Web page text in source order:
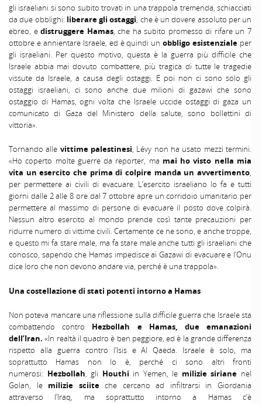
gli israeliani si sono subito trovati in una trappola tremenda, schiacciati
da due obblighi: liberare gli ostaggi, che è un dovere assoluto per un
ebreo, edistruggere Hamas, che ha subito promesso di rifare un 7
ottobre e annientare Israele, ed è quindi unobbligo esistenziale per
gli israeliani. Per questo motivo, questa è la guerra più difficile che
Israele abbia mai dovuto combattere, più tragica di tutte le tragedie
vissute da Israele, a causa degli ostaggi. E poi non ci sono solo gli
ostaggi israeliani, ci sono anche due milioni di gazawi che sono
ostaggio di Hamas, ogni volta che Israele uccide ostaggi di gaza un
comunicato di Gaza del Ministero della salute, sono bollettini di
vittoria».
Tornando alle vittime palestinesi, Lévy non ha usato mezzi termini.
«Ho coperto molte guerre da reporter, ma mai ho visto nella mia
vita un esercito che prima di colpire manda un avvertimento,
per permettere ai civili di evacuare. L’esercito israeliano lo fa e tutti
giorni dalle 2 alle 8 ore dal 7 ottobre apre un corridoio umanitario per
permettere al massimo di persone di evacuare il posto dove colpirà.
Nessun altro esercito al mondo prende così tante precauzioni per
ridurre numero di vittime civili. Certamente ce ne sono, e anche troppe,
e questo mi fa stare male, ma fa stare male anche tutti gli israeliani che
conosco, sapendo che Hamas impedisce ai Gazawi di evacuare e l’Onu
dice loro che non devono andare via, perché è una trappola».
Una costellazione di stati potenti intorno a Hamas
Non poteva mancare una riflessione sulla difficile guerra che Israele sta
combattendo contro Hezbollah e Hamas, due emanazioni
dell’Iran. «In realtà il quadro è ben peggiore, ed è la grande differenza
rispetto alla guerra contro l’Isis e Al Qaeda. Israele è solo, ma
soprattutto Hamas non lo è, perché ci sono altri fronti
numerosi: Hezbollah, gli Houthi in Yemen, le milizie siriane nel
Golan, le milizie sciiteche cercano ad infiltrarsi in Giordania
attraverso l’Iraq, ma soprattutto intorno a Hamas c’è